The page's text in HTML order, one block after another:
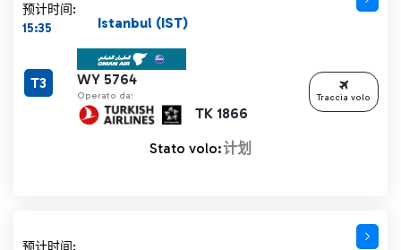
预计时间:
15:35
WY 5764
Operato da:
TK 1866
Istanbul (IST)
T3
Stato volo:计划
Traccia volo